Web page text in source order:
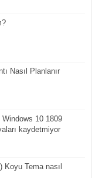
Nasıl Planlanır
10 1809
kaydetmiyor
Tema nasıl